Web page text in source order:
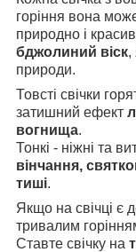
горіння вона
природно і
бджолиний віск,
природи.
Товсті свічки
затишний ефект
вогнища.
Тонкі - ніжні та
вінчання,
тиші.
Якщо на свічці є
тривалим
Ставте свічку на